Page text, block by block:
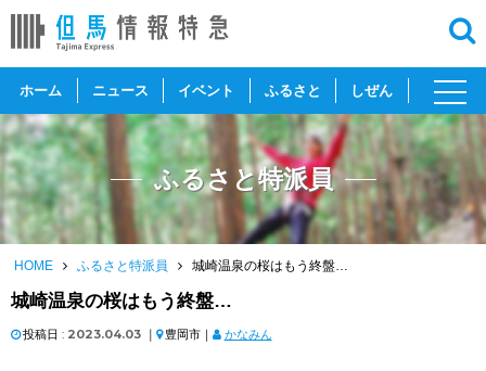
ホーム ニュース イベント ふるさと しぜん
toggle
ふるさと特派員
HOME ふるさと特派員 城崎温泉の桜はもう終盤…
城崎温泉の桜はもう終盤…
投稿日 : 2023.04.03 ｜ 豊岡市｜ かなみん